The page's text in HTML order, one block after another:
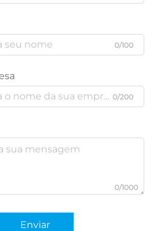
0/100
0/200
0/1000
Enviar